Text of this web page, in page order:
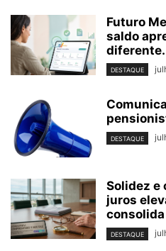
Futuro
saldo
diferente.
DESTAQUE
DESTAQUE
Solidez e
juros
DESTAQUE